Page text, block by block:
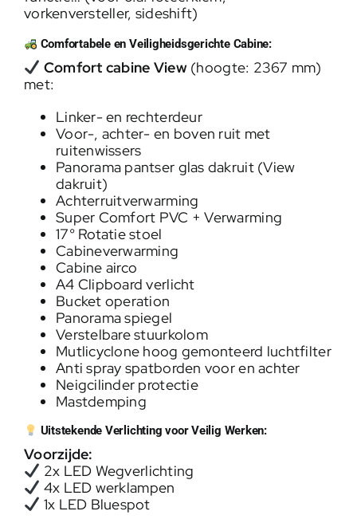
vorkenversteller, sideshift)
Comfortabele en Veiligheidsgerichte Cabine:
Comfort cabine View (hoogte: 2367 mm)
met:
Linker- en rechterdeur
Voor-, achter- en boven ruit met
ruitenwissers
Panorama pantser glas dakruit (View
dakruit)
Achterruitverwarming
Super Comfort PVC + Verwarming
17° Rotatie stoel
Cabineverwarming
Cabine airco
A4 Clipboard verlicht
Bucket operation
Panorama spiegel
Verstelbare stuurkolom
Mutlicyclone hoog gemonteerd luchtfilter
Anti spray spatborden voor en achter
Neigcilinder protectie
Mastdemping
Uitstekende Verlichting voor Veilig Werken:
Voorzijde:
2x LED Wegverlichting
4x LED werklampen
1x LED Bluespot